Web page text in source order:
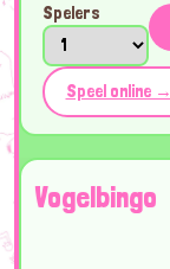
Spelers
Speel online →
Vogelbingo